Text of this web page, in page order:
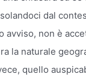
dal
avviso, non è
la naturale
quello